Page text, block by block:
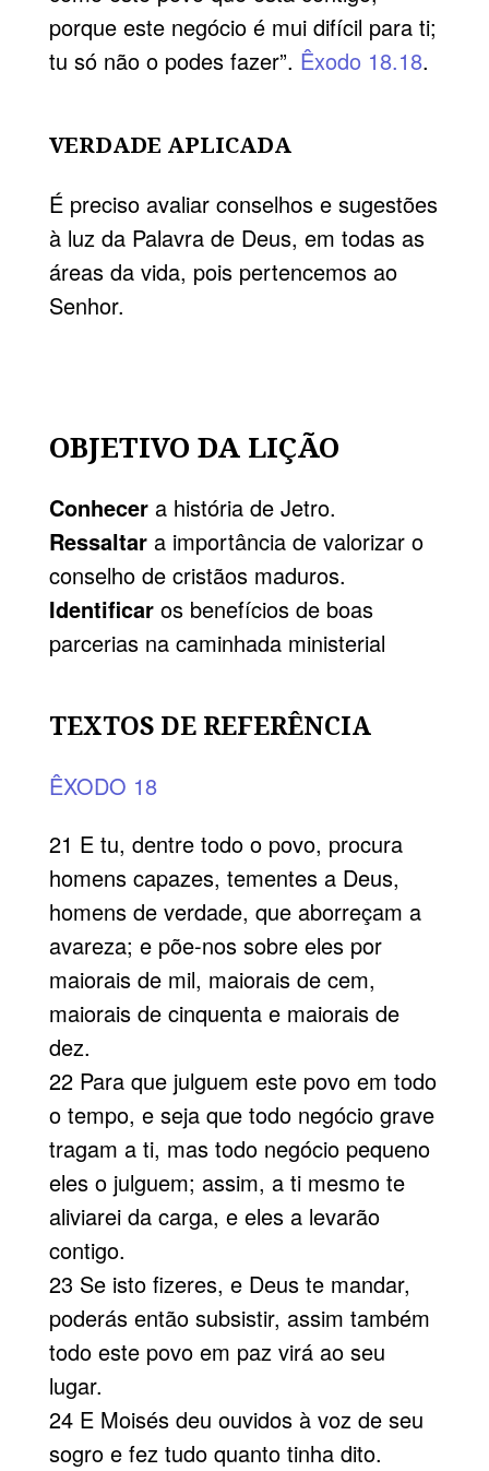
porque este negócio é mui difícil para ti;
tu só não o podes fazer”. Êxodo 18.18.
VERDADE APLICADA
É preciso avaliar conselhos e sugestões
à luz da Palavra de Deus, em todas as
áreas da vida, pois pertencemos ao
Senhor.
OBJETIVO DA LIÇÃO
Conhecer a história de Jetro.
Ressaltar a importância de valorizar o
conselho de cristãos maduros.
Identificar os benefícios de boas
parcerias na caminhada ministerial
TEXTOS DE REFERÊNCIA
ÊXODO 18
21 E tu, dentre todo o povo, procura
homens capazes, tementes a Deus,
homens de verdade, que aborreçam a
avareza; e põe-nos sobre eles por
maiorais de mil, maiorais de cem,
maiorais de cinquenta e maiorais de
dez.
22 Para que julguem este povo em todo
o tempo, e seja que todo negócio grave
tragam a ti, mas todo negócio pequeno
eles o julguem; assim, a ti mesmo te
aliviarei da carga, e eles a levarão
contigo.
23 Se isto fizeres, e Deus te mandar,
poderás então subsistir, assim também
todo este povo em paz virá ao seu
lugar.
24 E Moisés deu ouvidos à voz de seu
sogro e fez tudo quanto tinha dito.